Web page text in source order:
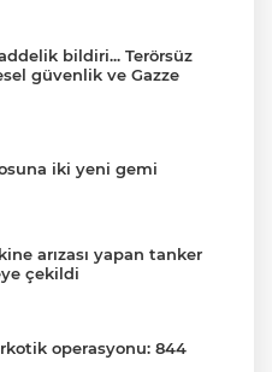
bildiri... Terörsüz
güvenlik ve Gazze
iki yeni gemi
arızası yapan tanker
çekildi
operasyonu: 844